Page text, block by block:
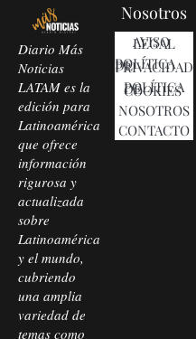
Diario Más
Noticias
LATAM es la
edición para
Latinoamérica
que ofrece
información
rigurosa y
actualizada
sobre
Latinoamérica
y el mundo,
cubriendo
una amplia
variedad de
temas como
Nosotros
AVISO LEGAL
POLÍTICA DE PRIVACIDAD
POLÍTICA DE COOKIES
NOSOTROS
CONTACTO